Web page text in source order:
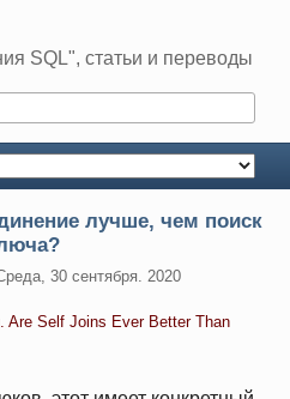
SQL", статьи и переводы
лучше, чем поиск
30 сентября. 2020
Are Self Joins Ever Better Than